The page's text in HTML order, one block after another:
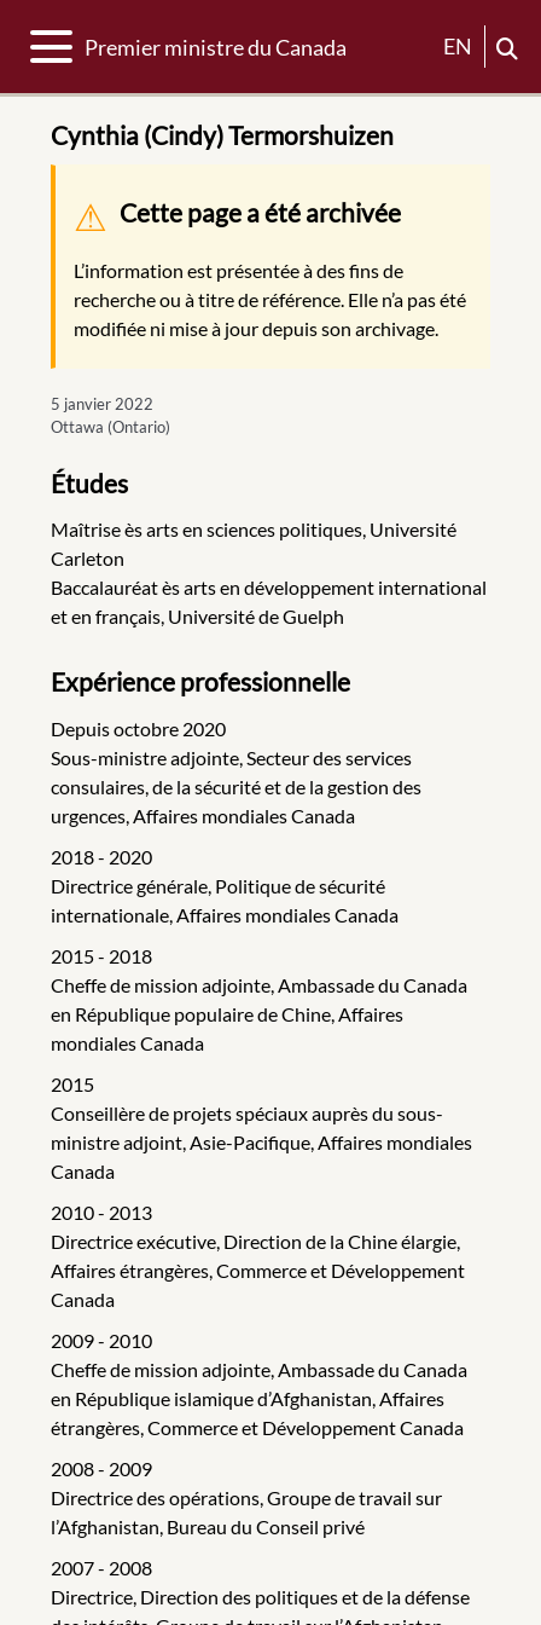
Basculer la navigation
Premier ministre du Canada EN
Cynthia (Cindy) Termorshuizen
Message d'avertissement
Cette page a été archivée
L’information est présentée à des fins de
recherche ou à titre de référence. Elle n’a pas été
modifiée ni mise à jour depuis son archivage.
5 janvier 2022
Ottawa (Ontario)
Études
Maîtrise ès arts en sciences politiques, Université
Carleton
Baccalauréat ès arts en développement international
et en français, Université de Guelph
Expérience professionnelle
Depuis octobre 2020
Sous-ministre adjointe, Secteur des services
consulaires, de la sécurité et de la gestion des
urgences, Affaires mondiales Canada
2018 - 2020
Directrice générale, Politique de sécurité
internationale, Affaires mondiales Canada
2015 - 2018
Cheffe de mission adjointe, Ambassade du Canada
en République populaire de Chine, Affaires
mondiales Canada
2015
Conseillère de projets spéciaux auprès du sous-
ministre adjoint, Asie-Pacifique, Affaires mondiales
Canada
2010 - 2013
Directrice exécutive, Direction de la Chine élargie,
Affaires étrangères, Commerce et Développement
Canada
2009 - 2010
Cheffe de mission adjointe, Ambassade du Canada
en République islamique d’Afghanistan, Affaires
étrangères, Commerce et Développement Canada
2008 - 2009
Directrice des opérations, Groupe de travail sur
l’Afghanistan, Bureau du Conseil privé
2007 - 2008
Directrice, Direction des politiques et de la défense